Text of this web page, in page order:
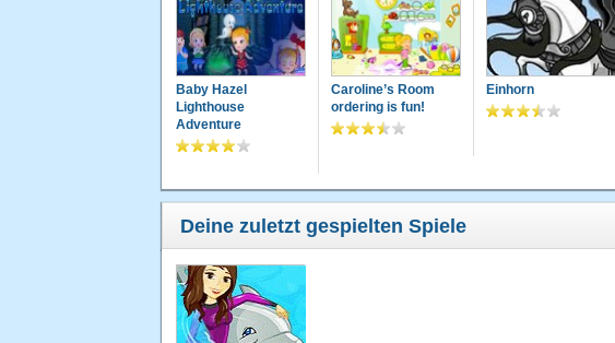
Baby Hazel
Lighthouse
Adventure
Caroline’s Room
ordering is fun!
Einhorn
Deine zuletzt gespielten Spiele